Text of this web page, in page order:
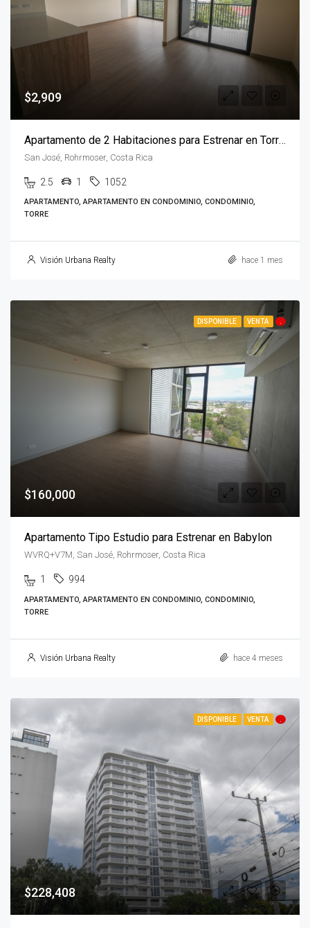
$2,909
Apartamento de 2 Habitaciones para Estrenar en Torre JANE, Rohrmoser
San José, Rohrmoser, Costa Rica
2.5 1 1052
APARTAMENTO, APARTAMENTO EN CONDOMINIO, CONDOMINIO,
TORRE
Visión Urbana Realty hace 1 mes
DISPONIBLE VENTA
$160,000
Apartamento Tipo Estudio para Estrenar en Babylon
WVRQ+V7M, San José, Rohrmoser, Costa Rica
1 994
APARTAMENTO, APARTAMENTO EN CONDOMINIO, CONDOMINIO,
TORRE
Visión Urbana Realty hace 4 meses
DISPONIBLE VENTA
$228,408